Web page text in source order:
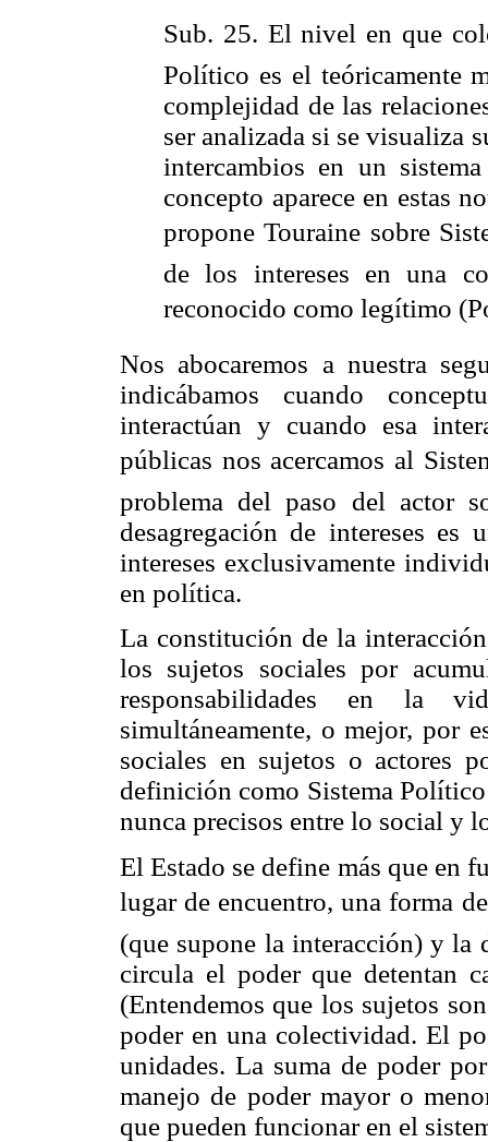
Sub. 25. El nivel en que
Político es el teóricamente
complejidad de las
ser analizada si se visualiza
intercambios en un
concepto aparece en estas
propone Touraine sobre
de los intereses en una
reconocido como legítimo
Nos abocaremos a nuestra
indicábamos cuando
interactúan y cuando esa
públicas nos acercamos al
problema del paso del actor
desagregación de intereses
intereses exclusivamente
en política.
La constitución de la
los sujetos sociales por
responsabilidades en la
simultáneamente, o mejor, por
sociales en sujetos o actores
definición como Sistema
nunca precisos entre lo social y
El Estado se define más que en
lugar de encuentro, una forma
(que supone la interacción) y la
circula el poder que detentan
(Entendemos que los sujetos
poder en una colectividad. El
unidades. La suma de poder
manejo de poder mayor o
que pueden funcionar en el